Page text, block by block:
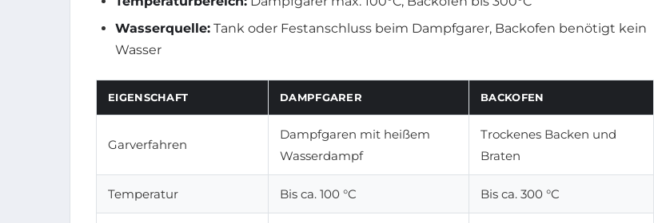
Wasserquelle: Tank oder Festanschluss beim Dampfgarer, Backofen benötigt kein
Wasser
EIGENSCHAFT DAMPFGARER BACKOFEN
Garverfahren
Dampfgaren mit heißem
Wasserdampf
Trockenes Backen und
Braten
Temperatur Bis ca. 100 °C Bis ca. 300 °C